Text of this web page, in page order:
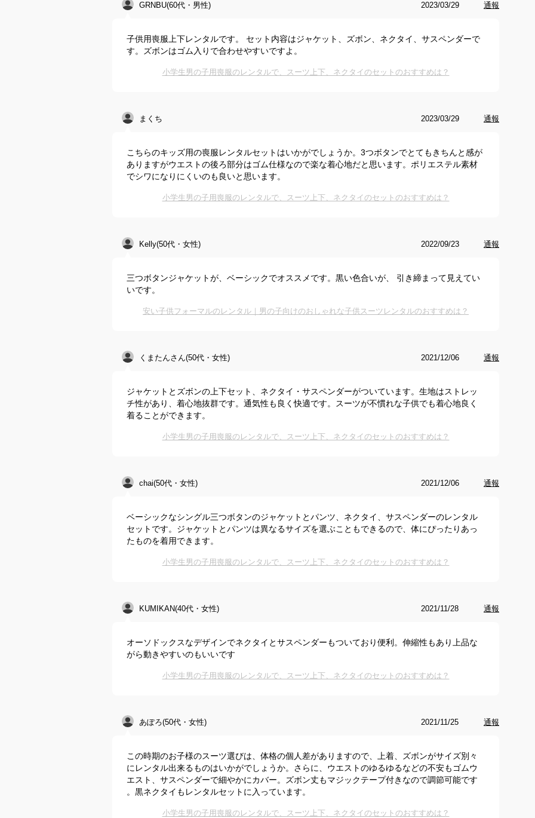
GRNBU(60代・男性) 2023/03/29 通報
子供用喪服上下レンタルです。 セット内容はジャケット、ズボン、ネクタイ、サスペンダーで
す。ズボンはゴム入りで合わせやすいですよ。
小学生男の子用喪服のレンタルで、スーツ上下、ネクタイのセットのおすすめは？
まくち 2023/03/29 通報
こちらのキッズ用の喪服レンタルセットはいかがでしょうか。3つボタンでとてもきちんと感が
ありますがウエストの後ろ部分はゴム仕様なので楽な着心地だと思います。ポリエステル素材
でシワになりにくいのも良いと思います。
小学生男の子用喪服のレンタルで、スーツ上下、ネクタイのセットのおすすめは？
Kelly(50代・女性) 2022/09/23 通報
三つボタンジャケットが、ベーシックでオススメです。黒い色合いが、 引き締まって見えてい
いです。
安い子供フォーマルのレンタル｜男の子向けのおしゃれな子供スーツレンタルのおすすめは？
くまたんさん(50代・女性) 2021/12/06 通報
ジャケットとズボンの上下セット、ネクタイ・サスペンダーがついています。生地はストレッ
チ性があり、着心地抜群です。通気性も良く快適です。スーツが不慣れな子供でも着心地良く
着ることができます。
小学生男の子用喪服のレンタルで、スーツ上下、ネクタイのセットのおすすめは？
chai(50代・女性) 2021/12/06 通報
ベーシックなシングル三つボタンのジャケットとパンツ、ネクタイ、サスペンダーのレンタル
セットです。ジャケットとパンツは異なるサイズを選ぶこともできるので、体にぴったりあっ
たものを着用できます。
小学生男の子用喪服のレンタルで、スーツ上下、ネクタイのセットのおすすめは？
KUMIKAN(40代・女性) 2021/11/28 通報
オーソドックスなデザインでネクタイとサスペンダーもついており便利。伸縮性もあり上品な
がら動きやすいのもいいです
小学生男の子用喪服のレンタルで、スーツ上下、ネクタイのセットのおすすめは？
あぽろ(50代・女性) 2021/11/25 通報
この時期のお子様のスーツ選びは、体格の個人差がありますので、上着、ズボンがサイズ別々
にレンタル出来るものはいかがでしょうか。さらに、ウエストのゆるゆるなどの不安もゴムウ
エスト、サスペンダーで細やかにカバー。ズボン丈もマジックテープ付きなので調節可能です
。黒ネクタイもレンタルセットに入っています。
小学生男の子用喪服のレンタルで、スーツ上下、ネクタイのセットのおすすめは？